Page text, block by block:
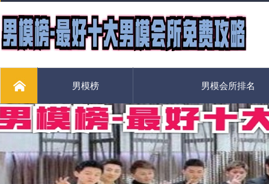
男模榜 男模会所排名